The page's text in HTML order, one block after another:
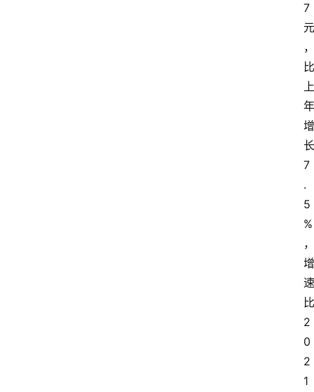
7
元
，
比
上
年
增
长
7
.
5
%
，
增
速
比
2
0
2
1